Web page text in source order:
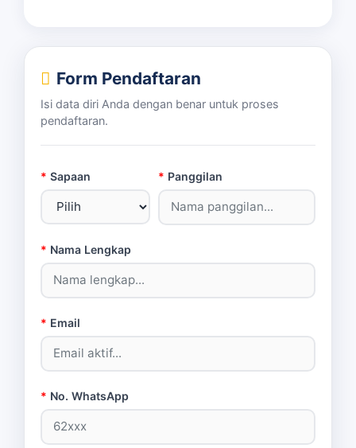
Form Pendaftaran
Isi data diri Anda dengan benar untuk proses
pendaftaran.
* Sapaan * Panggilan
* Nama Lengkap
* Email
* No. WhatsApp